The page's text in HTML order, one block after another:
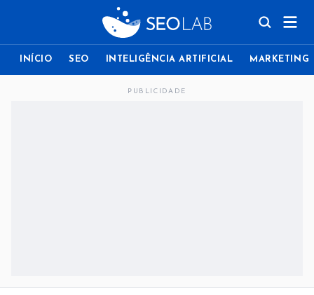
INÍCIO SEO INTELIGÊNCIA ARTIFICIAL MARKETING
PUBLICIDADE